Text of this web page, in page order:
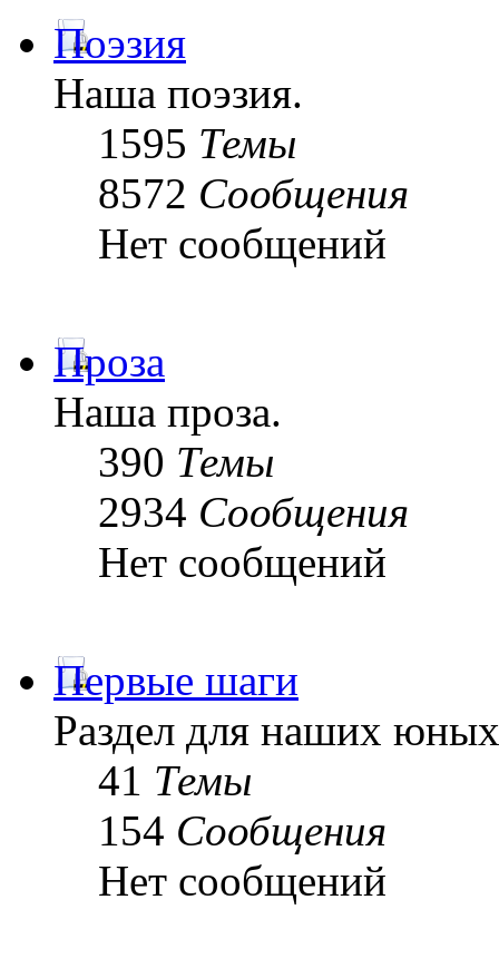
Поэзия
Наша поэзия.
1595 Темы
8572 Сообщения
Нет сообщений
Проза
Наша проза.
390 Темы
2934 Сообщения
Нет сообщений
Первые шаги
Раздел для наших
41 Темы
154 Сообщения
Нет сообщений